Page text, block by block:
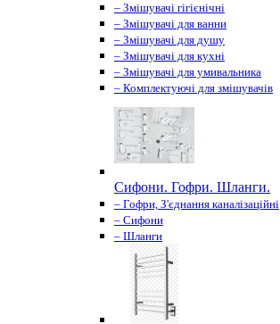
– Змішувачі гігієнічні
– Змішувачі для ванни
– Змішувачі для душу
– Змішувачі для кухні
– Змішувачі для умивальника
– Комплектуючі для змішувачів
Сифони. Гофри. Шланги.
– Гофри, З'єднання каналізаційні
– Сифони
– Шланги